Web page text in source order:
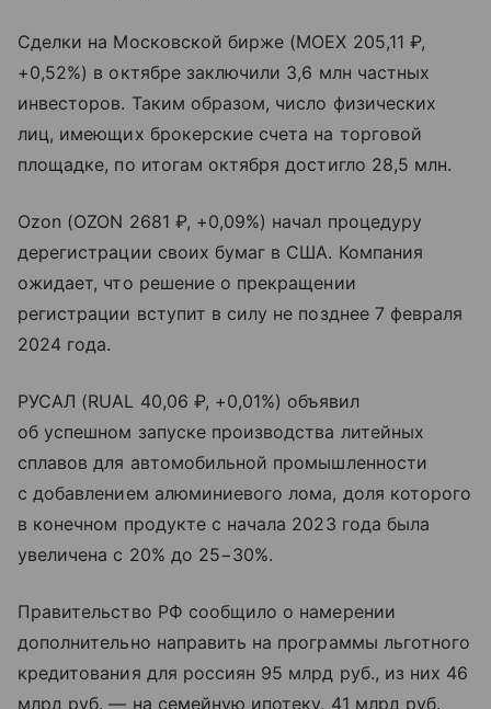
Сделки на Московской бирже (MOEX 205,11 ₽,
+0,52%) в октябре заключили 3,6 млн частных
инвесторов. Таким образом, число физических
лиц, имеющих брокерские счета на торговой
площадке, по итогам октября достигло 28,5 млн.
Ozon (OZON 2681 ₽, +0,09%) начал процедуру
дерегистрации своих бумаг в США. Компания
ожидает, что решение о прекращении
регистрации вступит в силу не позднее 7 февраля
2024 года.
РУСАЛ (RUAL 40,06 ₽, +0,01%) объявил
об успешном запуске производства литейных
сплавов для автомобильной промышленности
c добавлением алюминиевого лома, доля которого
в конечном продукте с начала 2023 года была
увеличена с 20% до 25−30%.
Правительство РФ сообщило о намерении
дополнительно направить на программы льготного
кредитования для россиян 95 млрд руб., из них 46
млрд руб. — на семейную ипотеку, 41 млрд руб.